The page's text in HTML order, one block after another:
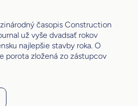
časopis Construction
už vyše dvadsať rokov
najlepšie stavby roka. O
porota zložená zo zástupcov